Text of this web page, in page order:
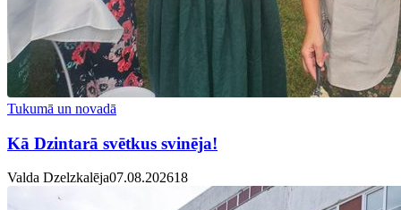
Tukumā un novadā
Kā Dzintarā svētkus svinēja!
Valda Dzelzkalēja07.08.202618